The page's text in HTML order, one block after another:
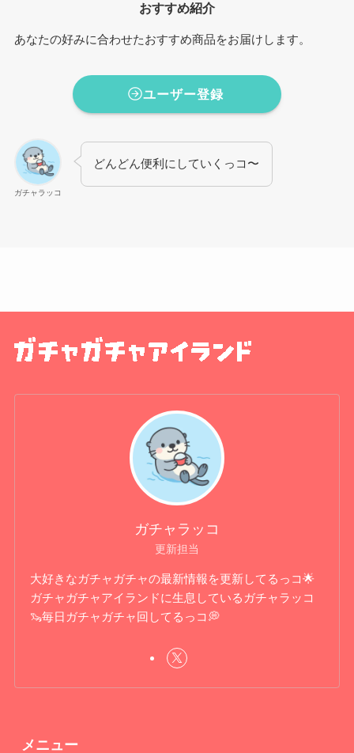
おすすめ紹介
あなたの好みに合わせたおすすめ商品をお届けします。
ユーザー登録
ガチャラッコ
どんどん便利にしていくっコ〜
ガチャラッコ
更新担当
大好きなガチャガチャの最新情報を更新してるっコ🌟
ガチャガチャアイランドに生息しているガチャラッコ
🦦毎日ガチャガチャ回してるっコ💭
メニュー